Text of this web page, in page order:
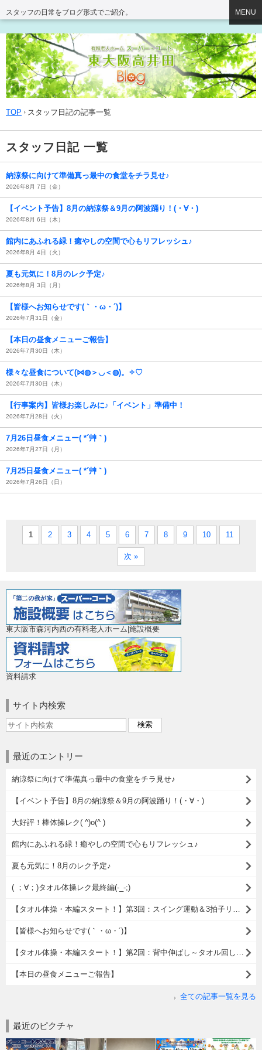
スタッフの日常をブログ形式でご紹介。 MENU
TOP スタッフ日記の記事一覧
スタッフ日記 一覧
納涼祭に向けて準備真っ最中の食堂をチラ見せ♪
2026年8月 7日（金）
【イベント予告】8月の納涼祭＆9月の阿波踊り！(・∀・)
2026年8月 6日（木）
館内にあふれる緑！癒やしの空間で心もリフレッシュ♪
2026年8月 4日（火）
夏も元気に！8月のレク予定♪
2026年8月 3日（月）
【皆様へお知らせです(｀・ω・´)】
2026年7月31日（金）
【本日の昼食メニューご報告】
2026年7月30日（木）
様々な昼食について(⋈◍＞◡＜◍)。✧♡
2026年7月30日（木）
【行事案内】皆様お楽しみに♪「イベント」準備中！
2026年7月28日（火）
7月26日昼食メニュー( *´艸｀)
2026年7月27日（月）
7月25日昼食メニュー( *´艸｀)
2026年7月26日（日）
1 2 3 4 5 6 7 8 9 10 11
次 »
東大阪市森河内西の有料老人ホーム|施設概要
資料請求
サイト内検索
最近のエントリー
納涼祭に向けて準備真っ最中の食堂をチラ見せ♪
【イベント予告】8月の納涼祭＆9月の阿波踊り！(・∀・)
大好評！棒体操レク( ^)o(^ )
館内にあふれる緑！癒やしの空間で心もリフレッシュ♪
夏も元気に！8月のレク予定♪
( ；∀；)タオル体操レク最終編(-_-;)
【皆様へお知らせです(｀・ω・´)】
【本日の昼食メニューご報告】
全ての記事一覧を見る
最近のピクチャ